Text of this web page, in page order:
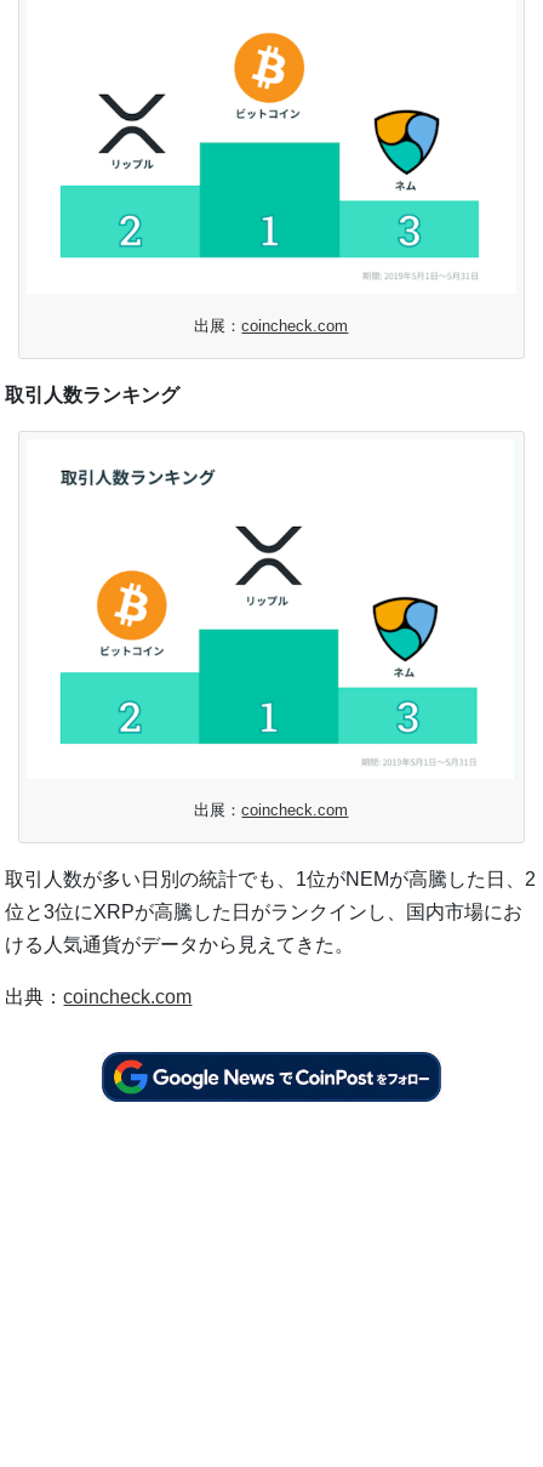
出展：coincheck.com
取引人数ランキング
出展：coincheck.com
取引人数が多い日別の統計でも、1位がNEMが高騰した日、2
位と3位にXRPが高騰した日がランクインし、国内市場にお
ける人気通貨がデータから見えてきた。
出典：coincheck.com